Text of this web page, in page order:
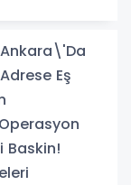
Eş
Baskin!